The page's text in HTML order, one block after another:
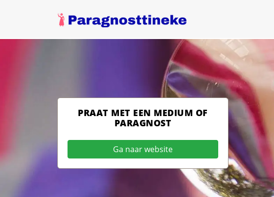
PRAAT MET EEN MEDIUM OF
PARAGNOST
Ga naar website